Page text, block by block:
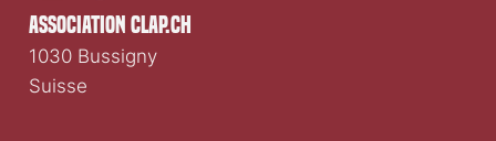
association clap.ch
1030 Bussigny
Suisse